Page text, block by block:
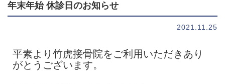
年末年始 休診日のお知らせ
2021.11.25
平素より竹虎接骨院をご利用いただきあり
がとうございます。